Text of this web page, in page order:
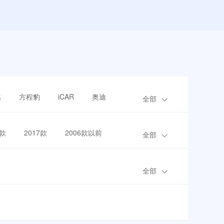
方程豹 iCAR 奥迪 全部
2017款 2006款以前 全部
全部